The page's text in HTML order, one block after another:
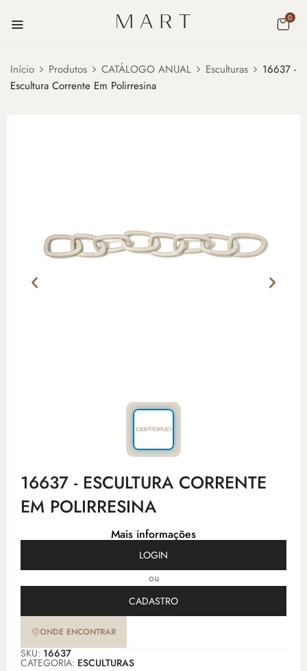
0
Início Produtos CATÁLOGO ANUAL Esculturas
16637 -
Escultura Corrente Em Polirresina
16637 - ESCULTURA CORRENTE
EM POLIRRESINA
Mais informações
LOGIN
ou
CADASTRO
ONDE ENCONTRAR
SKU: 16637
CATEGORIA: ESCULTURAS